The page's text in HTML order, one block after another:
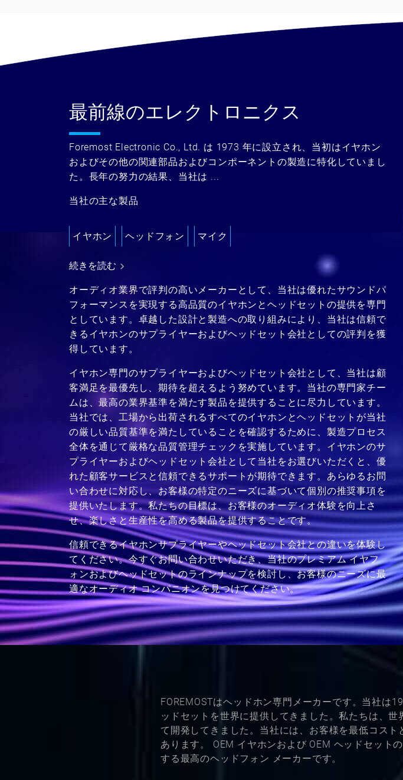
最前線のエレクトロニクス
Foremost Electronic Co., Ltd. は 1973 年に設立され、当初はイヤホン
およびその他の関連部品およびコンポーネントの製造に特化していまし
た。長年の努力の結果、当社は ...
当社の主な製品
イヤホン ヘッドフォン マイク
続きを読む
オーディオ業界で評判の高いメーカーとして、当社は優れたサウンドパ
フォーマンスを実現する高品質のイヤホンとヘッドセットの提供を専門
としています。卓越した設計と製造への取り組みにより、当社は信頼で
きるイヤホンのサプライヤーおよびヘッドセット会社としての評判を獲
得しています。
イヤホン専門のサプライヤーおよびヘッドセット会社として、当社は顧
客満足を最優先し、期待を超えるよう努めています。当社の専門家チー
ムは、最高の業界基準を満たす製品を提供することに尽力しています。
当社では、工場から出荷されるすべてのイヤホンとヘッドセットが当社
の厳しい品質基準を満たしていることを確認するために、製造プロセス
全体を通じて厳格な品質管理チェックを実施しています。イヤホンのサ
プライヤーおよびヘッドセット会社として当社をお選びいただくと、優
れた顧客サービスと信頼できるサポートが期待できます。あらゆるお問
い合わせに対応し、お客様の特定のニーズに基づいて個別の推奨事項を
提供いたします。私たちの目標は、お客様のオーディオ体験を向上さ
せ、楽しさと生産性を高める製品を提供することです。
信頼できるイヤホンサプライヤーやヘッドセット会社との違いを体験し
てください。今すぐお問い合わせいただき、当社のプレミアム イヤフ
ォンおよびヘッドセットのラインナップを検討し、お客様のニーズに最
適なオーディオ コンパニオンを見つけてください。
FOREMOSTはヘッドホン専門メーカーです。当社は
ッドセットを世界に提供してきました。私たちは、
て開発してきました。当社には、お客様を最低コス
あります。 OEM イヤホンおよび OEM ヘッドセット
する最高のヘッドフォン メーカーです。